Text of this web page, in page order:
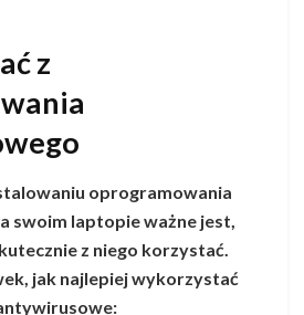
z
oprogramowania
swoim laptopie ważne jest,
z niego korzystać.
jak najlepiej wykorzystać